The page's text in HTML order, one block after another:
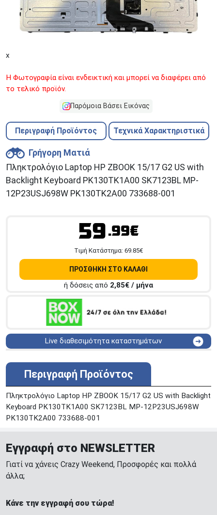
x
Η Φωτογραφία είναι ενδεικτική και μπορεί να διαφέρει από
το τελικό προϊόν.
Παρόμοια Βάσει Εικόνας
Περιγραφή Προϊόντος Τεχνικά Χαρακτηριστικά
Γρήγορη Ματιά
Πληκτρολόγιο Laptop HP ZBOOK 15/17 G2 US with
Backlight Keyboard PK130TK1A00 SK7123BL MP-
12P23USJ698W PK130TK2A00 733688-001
59.99€
Tιμή Κατάστημα: 69.85€
ΠΡΟΣΘΗΚΗ ΣΤΟ ΚΑΛΑΘΙ
ή δόσεις από 2,85€ / μήνα
Live διαθεσιμότητα καταστημάτων
ΑΘΗΝΑ
Στουρνάρη 27
ΠΕΡΙΣΤΕΡΙ
ΠΕΙΡΑΙΑΣ
Μαυρομιχάλη 1 και Ακτή
Κονδύλη
ΜΕΤΑΜΟΡΦΩΣΗ
ΚΟΛΩΝΟΣ
Πτολεμαίου Κλαύδιου 8
ΚΕΝΤΡΙΚΕΣ ΑΠΟΘΗΚΕΣ
Δωδεκανήσου 28 &
Διαβάστε εδώ
Περιγραφή Προϊόντος
Πληκτρολόγιο Laptop HP ZBOOK 15/17 G2 US with Backlight
Keyboard PK130TK1A00 SK7123BL MP-12P23USJ698W
PK130TK2A00 733688-001
Εγγραφή στο NEWSLETTER
Γιατί να χάνεις Crazy Weekend, Προσφορές και πολλά
άλλα;
Κάνε την εγγραφή σου τώρα!